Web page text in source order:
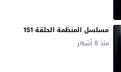
مسلسل المنظمة الحلقة 151
منذ 8 أشهر